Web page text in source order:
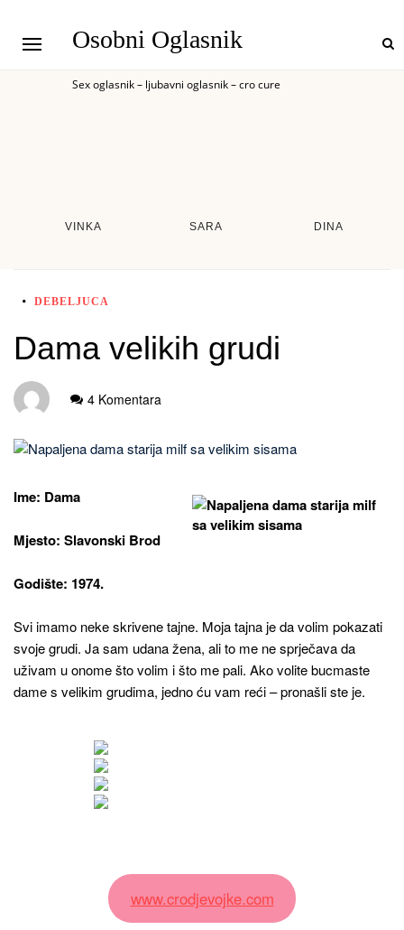
Osobni Oglasnik
Sex oglasnik – ljubavni oglasnik – cro cure
VINKA SARA DINA
DEBELJUCA
Dama velikih grudi
4 Komentara
Ime: Dama
Mjesto: Slavonski Brod
Godište: 1974.
Svi imamo neke skrivene tajne. Moja tajna je da volim pokazati
svoje grudi. Ja sam udana žena, ali to me ne sprječava da
uživam u onome što volim i što me pali. Ako volite bucmaste
dame s velikim grudima, jedno ću vam reći – pronašli ste je.
www.crodjevojke.com